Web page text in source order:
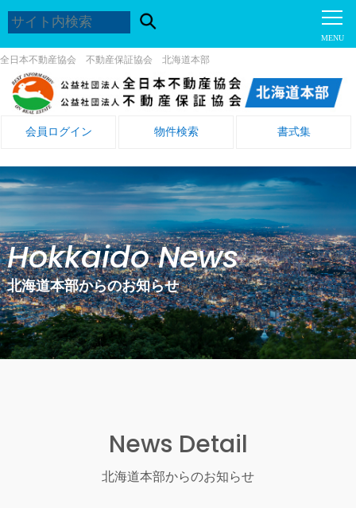
全日本不動産協会 不動産保証協会 北海道本部
会員ログイン 物件検索 書式集
Hokkaido News
北海道本部からのお知らせ
News Detail
北海道本部からのお知らせ